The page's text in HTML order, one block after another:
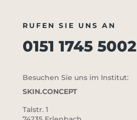
RUFEN SIE UNS AN
0151 1745 5002
Besuchen Sie uns im Institut:
SKIN.CONCEPT
Talstr. 1